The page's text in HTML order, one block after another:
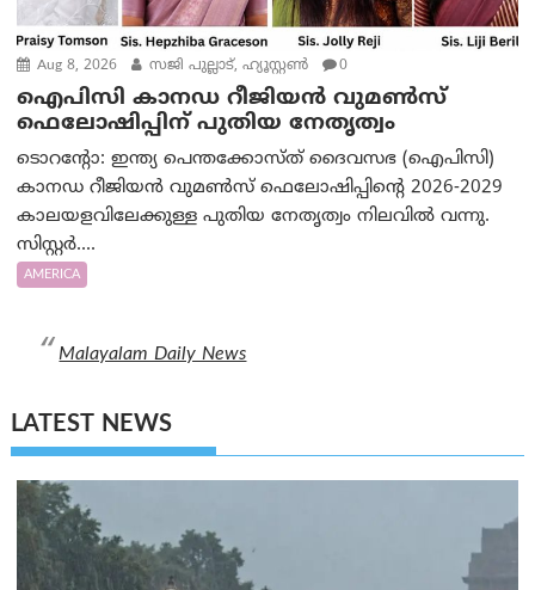
Aug 8, 2026 സജി പുല്ലാട്, ഹ്യൂസ്റ്റൺ 0
ഐപിസി കാനഡ റീജിയൻ വുമൺസ്
ഫെലോഷിപ്പിന് പുതിയ നേതൃത്വം
ടൊറന്റോ: ഇന്ത്യ പെന്തക്കോസ്ത് ദൈവസഭ (ഐപിസി)
കാനഡ റീജിയൻ വുമൺസ് ഫെലോഷിപ്പിന്റെ 2026-2029
കാലയളവിലേക്കുള്ള പുതിയ നേതൃത്വം നിലവിൽ വന്നു.
സിസ്റ്റർ....
AMERICA
Malayalam Daily News
LATEST NEWS